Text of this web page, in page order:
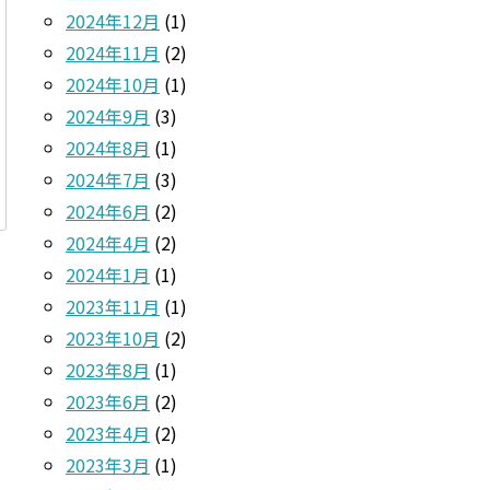
2024年12月 (1)
2024年11月 (2)
2024年10月 (1)
2024年9月 (3)
2024年8月 (1)
2024年7月 (3)
2024年6月 (2)
2024年4月 (2)
2024年1月 (1)
2023年11月 (1)
2023年10月 (2)
2023年8月 (1)
2023年6月 (2)
2023年4月 (2)
2023年3月 (1)